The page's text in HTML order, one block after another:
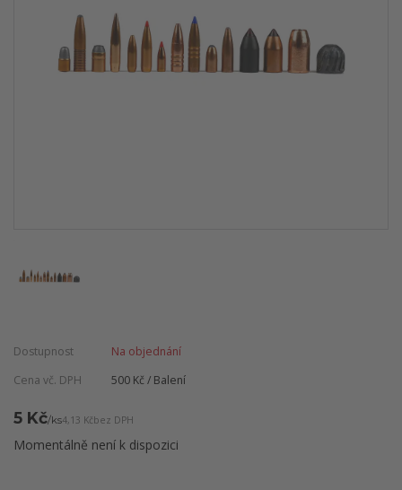
Dostupnost
Na objednání
Cena vč. DPH
500 Kč / Balení
5 Kč/ks4,13 Kčbez DPH
Momentálně není k dispozici